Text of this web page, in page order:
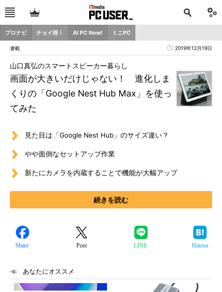
プロナビ チョイ得！ AI PC Now! ミニPC
連載 2019年12月19日
画面が大きいだけじゃない！ 進化しま
くりの「Google Nest Hub Max」を使っ
てみた
山口真弘のスマートスピーカー暮らし
見た目は「Google Nest Hub」のサイズ違い？
やや面倒なセットアップ作業
新たにカメラを内蔵することで機能が大幅アップ
続きを読む
Share Post LINE Hatena
あなたにオススメ